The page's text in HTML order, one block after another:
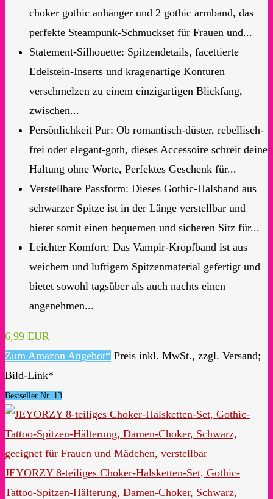
choker gothic anhänger und 2 gothic armband, das
perfekte Steampunk-Schmuckset für Frauen und...
Statement-Silhouette: Spitzendetails, facettierte
Edelstein-Inserts und kragenartige Konturen
verschmelzen zu einem einzigartigen Blickfang,
zwischen...
Persönlichkeit Pur: Ob romantisch-düster, rebellisch-
frei oder elegant-goth, dieses Accessoire schreit deine
Haltung ohne Worte, Perfektes Geschenk für...
Verstellbare Passform: Dieses Gothic-Halsband aus
schwarzer Spitze ist in der Länge verstellbar und
bietet somit einen bequemen und sicheren Sitz für...
Leichter Komfort: Das Vampir-Kropfband ist aus
weichem und luftigem Spitzenmaterial gefertigt und
bietet sowohl tagsüber als auch nachts einen
angenehmen...
6,99 EUR
Zum Amazon Angebot* Preis inkl. MwSt., zzgl. Versand;
Bild-Link*
Bestseller Nr. 13
JEYORZY 8-teiliges Choker-Halsketten-Set, Gothic-
Tattoo-Spitzen-Hälterung, Damen-Choker, Schwarz,